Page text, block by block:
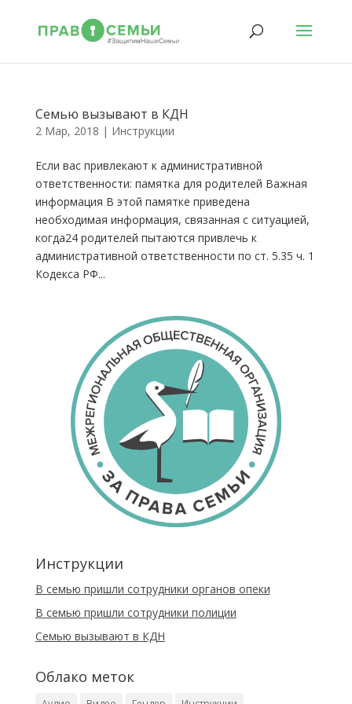
Cемью вызывают в КДН
2 Мар, 2018 | Инструкции
Если вас привлекают к административной
ответственности: памятка для родителей Важная
информация В этой памятке приведена
необходимая информация, связанная с ситуацией,
когда24 родителей пытаются привлечь к
административной ответственности по ст. 5.35 ч. 1
Кодекса РФ...
Инструкции
В семью пришли сотрудники органов опеки
В семью пришли сотрудники полиции
Cемью вызывают в КДН
Облако меток